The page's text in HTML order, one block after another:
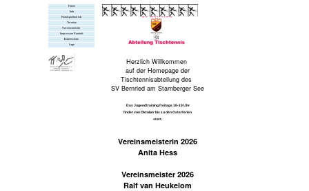
Home
Info
Punktspielbetrieb
Termine
Vereinsmeister
Impressum Kontakt
Datenschutz
Lage
Vereinsmeisterin 2026
Anita Hess
Vereinsmeister 2026
Ralf van Heukelom
Herzlich Willkommen
auf der Homepage der
Tischtennisabteilung des
SV Bernried am Starnberger See
Das Jugendtraining freitags 18-19 Uhr
findet von Oktober bis zu den Osterferien
statt.